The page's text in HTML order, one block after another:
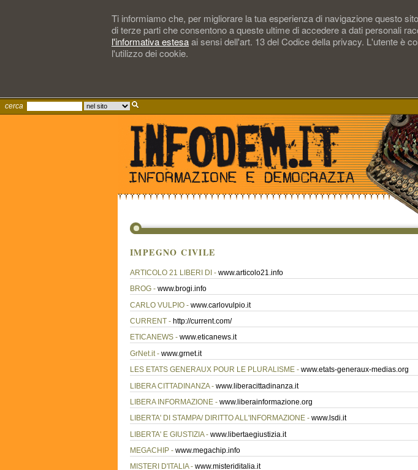
Ti informiamo che, per migliorare la tua esperienza di navigazione questo
di terze parti che consentono a queste ultime di accedere a dati personali
l'informativa estesaai sensi dell'art. 13 del Codice della privacy. L'utente è
l'utilizzo dei cookie.
cerca
IMPEGNO CIVILE
ARTICOLO 21 LIBERI DI - www.articolo21.info
BROG - www.brogi.info
CARLO VULPIO - www.carlovulpio.it
CURRENT - http://current.com/
ETICANEWS - www.eticanews.it
GrNet.it - www.grnet.it
LES ETATS GENERAUX POUR LE PLURALISME - www.etats-generaux-medias.org
LIBERA CITTADINANZA - www.liberacittadinanza.it
LIBERA INFORMAZIONE - www.liberainformazione.org
LIBERTA' DI STAMPA/ DIRITTO ALL'INFORMAZIONE - www.lsdi.it
LIBERTA' E GIUSTIZIA - www.libertaegiustizia.it
MEGACHIP - www.megachip.info
MISTERI D'ITALIA - www.misteriditalia.it